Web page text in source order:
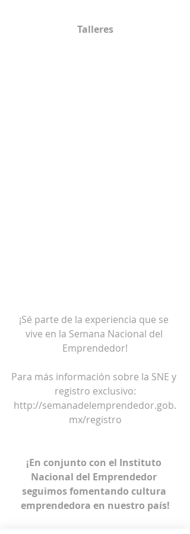
Talleres
¡Sé parte de la experiencia que se
vive en la Semana Nacional del
Emprendedor!
Para más información sobre la SNE y
registro exclusivo:
http://semanadelemprendedor.gob.
mx/registro
¡En conjunto con el Instituto
Nacional del Emprendedor
seguimos fomentando cultura
emprendedora en nuestro país!